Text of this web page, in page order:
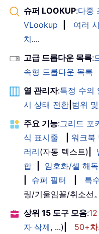
슈퍼 LOOKUP:다중
VLookup
여러
치....
고급 드롭다운 목록:
속형 드롭다운 목록
열 관리자:특정 수의
시 상태 전환 범위
주요 기능:그리드 포
식 표시줄
워크북
러리(자동 텍스트)
합
암호화/셀 해독
슈퍼 필터 특
링/기울임꼴/취소선
상위 15 도구 모음:12
자 삭제, ...) 50+